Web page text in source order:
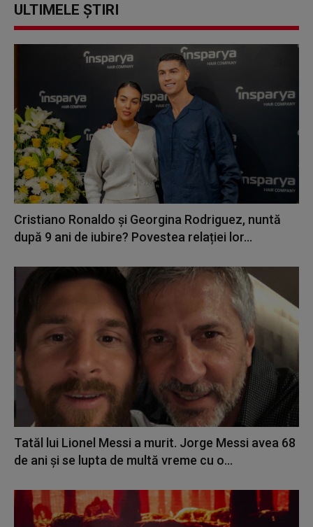
ULTIMELE ȘTIRI
Cristiano Ronaldo și Georgina Rodriguez, nuntă
după 9 ani de iubire? Povestea relației lor...
Tatăl lui Lionel Messi a murit. Jorge Messi avea 68
de ani și se lupta de multă vreme cu o...